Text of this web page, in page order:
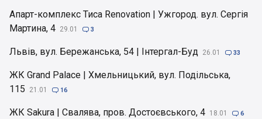
Апарт-комплекс Тиса Renovation | Ужгород. вул. Сергія
Мартина, 4 29.01  3
Львів, вул. Бережанська, 54 | Інтергал-Буд 26.01  33
ЖК Grand Palace | Хмельницький, вул. Подільська,
115
21.01  16
ЖК Sakura | Свалява, пров. Достоєвського, 4 18.01  6